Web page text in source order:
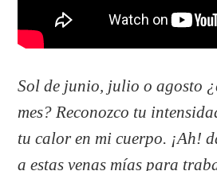
Sol de junio, julio o agosto
mes? Reconozco tu
tu calor en mi cuerpo. ¡Ah!
a estas venas mías para